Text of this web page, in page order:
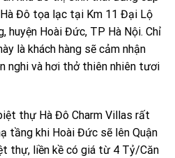
Đô tọa lạc tại Km 11 Đại Lộ
huyện Hoài Đức, TP Hà Nội. Chỉ
là khách hàng sẽ cảm nhận
nghi và hơi thở thiên nhiên tươi
thự Hà Đô Charm Villas rất
tầng khi Hoài Đức sẽ lên Quận
thự, liền kề có giá từ 4 Tỷ/Căn